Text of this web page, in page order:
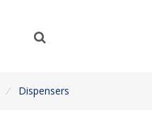
/ Dispensers